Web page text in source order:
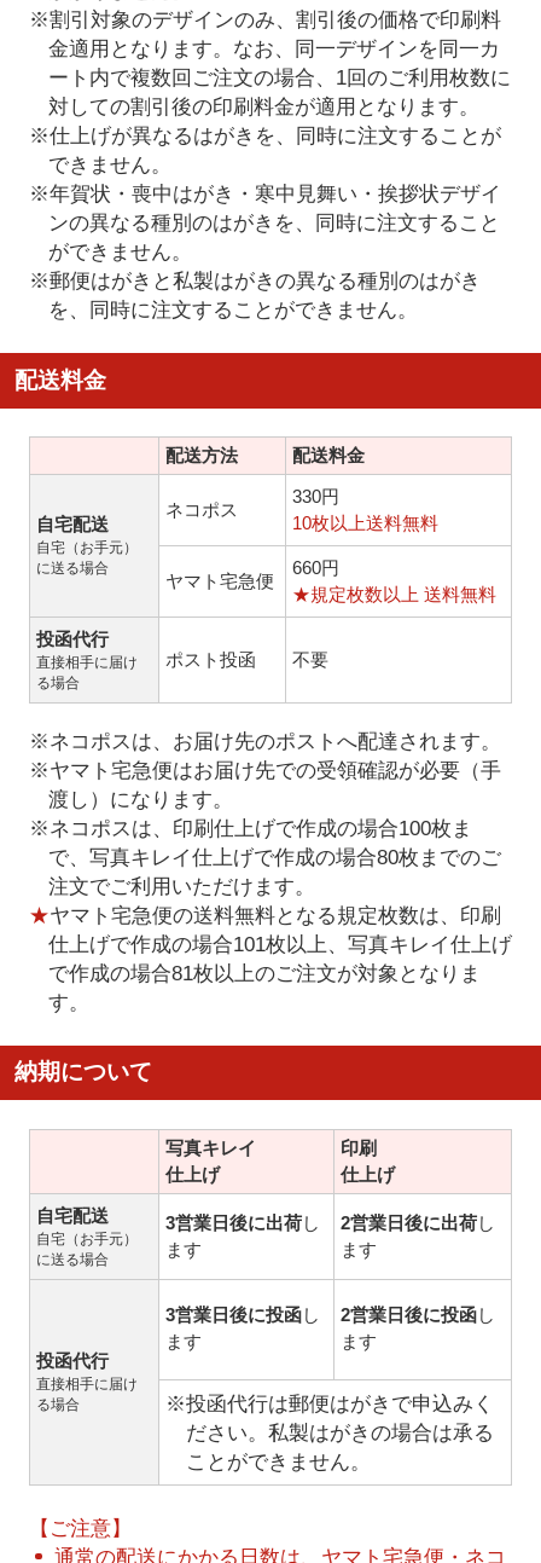
※割引対象のデザインのみ、割引後の価格で印刷料
金適用となります。なお、同一デザインを同一カ
ート内で複数回ご注文の場合、1回のご利用枚数に
対しての割引後の印刷料金が適用となります。
※仕上げが異なるはがきを、同時に注文することが
できません。
※年賀状・喪中はがき・寒中見舞い・挨拶状デザイ
ンの異なる種別のはがきを、同時に注文すること
ができません。
※郵便はがきと私製はがきの異なる種別のはがき
を、同時に注文することができません。
配送料金
配送方法 配送料金
自宅配送
自宅（お手元）
に送る場合
ネコポス
330円
10枚以上送料無料
ヤマト宅急便
660円
★規定枚数以上 送料無料
投函代行
直接相手に届け
る場合
ポスト投函 不要
※ネコポスは、お届け先のポストへ配達されます。
※ヤマト宅急便はお届け先での受領確認が必要（手
渡し）になります。
※ネコポスは、印刷仕上げで作成の場合100枚ま
で、写真キレイ仕上げで作成の場合80枚までのご
注文でご利用いただけます。
★ヤマト宅急便の送料無料となる規定枚数は、印刷
仕上げで作成の場合101枚以上、写真キレイ仕上げ
で作成の場合81枚以上のご注文が対象となりま
す。
納期について
写真キレイ
仕上げ
印刷
仕上げ
自宅配送
自宅（お手元）
に送る場合
3営業日後に出荷し
ます
2営業日後に出荷し
ます
投函代行
直接相手に届け
る場合
3営業日後に投函し
ます
2営業日後に投函し
ます
※投函代行は郵便はがきで申込みく
ださい。私製はがきの場合は承る
ことができません。
【ご注意】
通常の配送にかかる日数は、ヤマト宅急便・ネコ